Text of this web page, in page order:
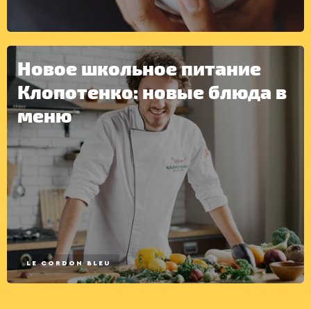
Новое школьное питание
Клопотенко: новые блюда в
меню
LE CORDON BLEU